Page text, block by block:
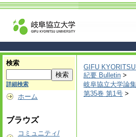
検索
詳細検索
ホーム
ブラウズ
コミュニティ/
GIFU
紀要 Bulletin >
岐阜協立大学論
第35巻 第1号 >